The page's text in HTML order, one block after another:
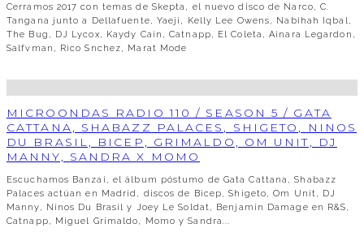
Cerramos 2017 con temas de Skepta, el nuevo disco de Narco, C.
Tangana junto a Dellafuente, Yaeji, Kelly Lee Owens, Nabihah Iqbal,
The Bug, DJ Lycox, Kaydy Cain, Catnapp, El Coleta, Ainara Legardon,
Salfvman, Rico Snchez, Marat Mode
MICROONDAS RADIO 110 / SEASON 5 / GATA
CATTANA, SHABAZZ PALACES, SHIGETO, NINOS
DU BRASIL, BICEP, GRIMALDO, OM UNIT, DJ
MANNY, SANDRA X MOMO
Escuchamos Banzai, el álbum póstumo de Gata Cattana, Shabazz
Palaces actúan en Madrid, discos de Bicep, Shigeto, Om Unit, DJ
Manny, Ninos Du Brasil y Joey Le Soldat, Benjamin Damage en R&S,
Catnapp, Miguel Grimaldo, Momo y Sandra...